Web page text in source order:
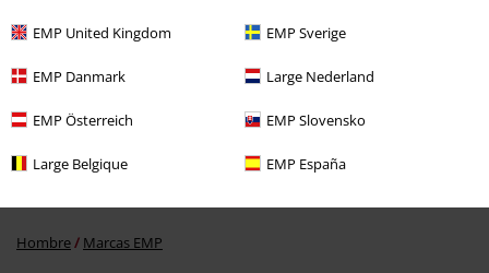
EMP United Kingdom EMP Sverige
EMP Danmark Large Nederland
EMP Österreich EMP Slovensko
Large Belgique EMP España
Más categorías. Más opciones
Ofertas % OUTLET
Ofertas % Ropa Pantalones Cortos de Baño
Hombre Ropa Pantalones Cortos de Baño
Hombre Marcas EMP